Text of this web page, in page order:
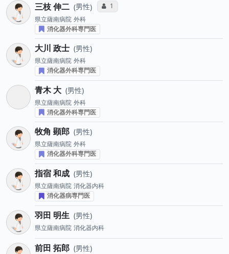
三枝 伸二 男性 コミュニケーション・タイプ投票数
1
県立薩南病院 外科
消化器外科専門医
大川 政士 男性
県立薩南病院 外科
消化器外科専門医
青木 大 男性
県立薩南病院 外科
消化器外科専門医
牧角 顕郎 男性
県立薩南病院 外科
消化器外科専門医
指宿 和成 男性
県立薩南病院 消化器内科
消化器病専門医
羽田 明生 男性
県立薩南病院 消化器内科
前田 拓郎 男性